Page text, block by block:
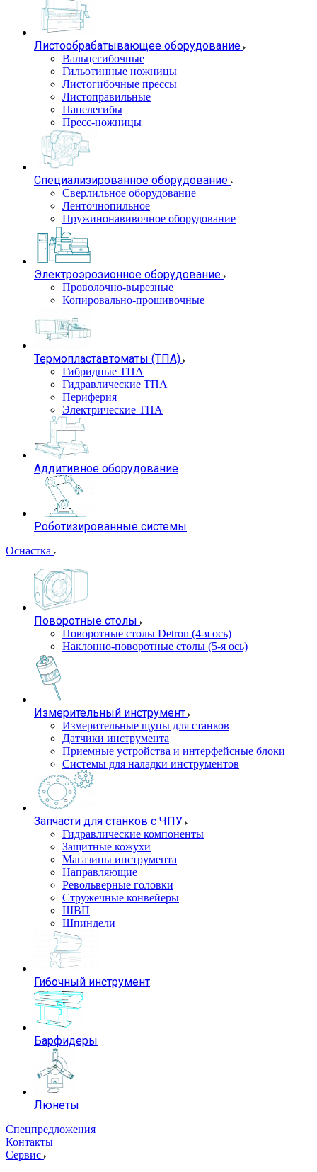
Листообрабатывающее оборудование
Вальцегибочные
Гильотинные ножницы
Листогибочные прессы
Листоправильные
Панелегибы
Пресс-ножницы
Специализированное оборудование
Сверлильное оборудование
Ленточнопильное
Пружинонавивочное оборудование
Электроэрозионное оборудование
Проволочно-вырезные
Копировально-прошивочные
Термопластавтоматы (ТПА)
Гибридные ТПА
Гидравлические ТПА
Периферия
Электрические ТПА
Аддитивное оборудование
Роботизированные системы
Оснастка
Поворотные столы
Поворотные столы Detron (4-я ось)
Наклонно-поворотные столы (5-я ось)
Измерительный инструмент
Измерительные щупы для станков
Датчики инструмента
Приемные устройства и интерфейсные блоки
Системы для наладки инструментов
Запчасти для станков с ЧПУ
Гидравлические компоненты
Защитные кожухи
Магазины инструмента
Направляющие
Револьверные головки
Стружечные конвейеры
ШВП
Шпиндели
Гибочный инструмент
Барфидеры
Люнеты
Спецпредложения
Контакты
Сервис